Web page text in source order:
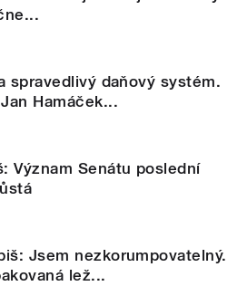
spravedlivý daňový systém.
Hamáček...
Význam Senátu poslední
Jsem nezkorumpovatelný.
lež...